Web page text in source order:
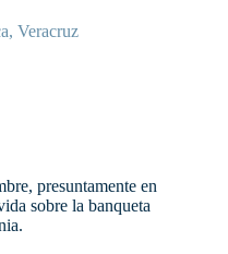
, Veracruz
presuntamente en
sobre la banqueta